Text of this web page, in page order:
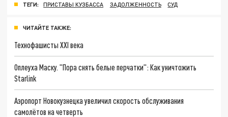
ТЕГИ: ПРИСТАВЫ КУЗБАССА ЗАДОЛЖЕННОСТЬ СУД
ЧИТАЙТЕ ТАКЖЕ:
Технофашисты XXI века
Оплеуха Маску. "Пора снять белые перчатки": Как уничтожить
Starlink
Аэропорт Новокузнецка увеличил скорость обслуживания
самолётов на четверть